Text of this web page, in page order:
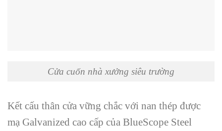
Cửa cuốn nhà xưởng siêu trường
Kết cấu thân cửa vững chắc với nan thép được
mạ Galvanized cao cấp của BlueScope Steel